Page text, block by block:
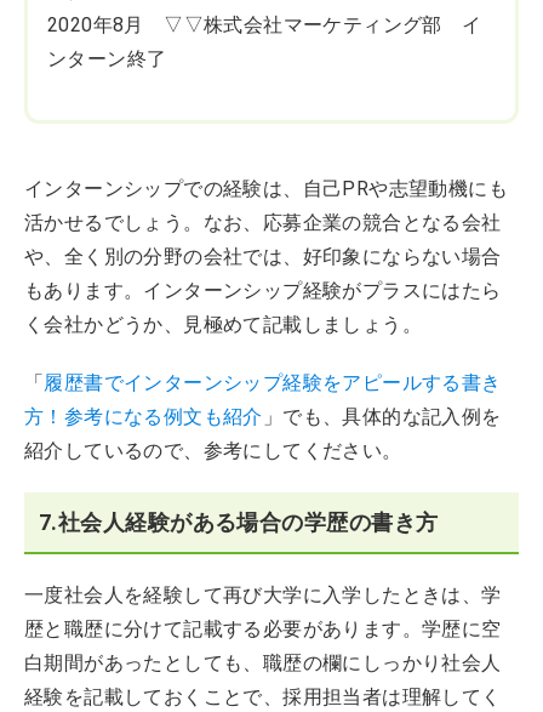
2020年8月 ▽▽株式会社マーケティング部 イ
ンターン終了
インターンシップでの経験は、自己PRや志望動機にも
活かせるでしょう。なお、応募企業の競合となる会社
や、全く別の分野の会社では、好印象にならない場合
もあります。インターンシップ経験がプラスにはたら
く会社かどうか、見極めて記載しましょう。
「履歴書でインターンシップ経験をアピールする書き
方！参考になる例文も紹介 」でも、具体的な記入例を
紹介しているので、参考にしてください。
7.社会人経験がある場合の学歴の書き方
一度社会人を経験して再び大学に入学したときは、学
歴と職歴に分けて記載する必要があります。学歴に空
白期間があったとしても、職歴の欄にしっかり社会人
経験を記載しておくことで、採用担当者は理解してく